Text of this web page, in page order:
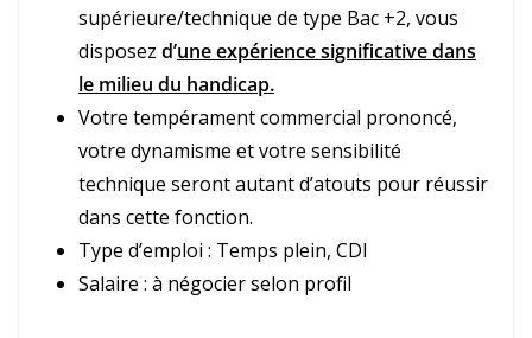
supérieure/technique de type Bac +2, vous
disposez d’une expérience significative dans
le milieu du handicap.
Votre tempérament commercial prononcé,
votre dynamisme et votre sensibilité
technique seront autant d’atouts pour réussir
dans cette fonction.
Type d’emploi : Temps plein, CDI
Salaire : à négocier selon profil